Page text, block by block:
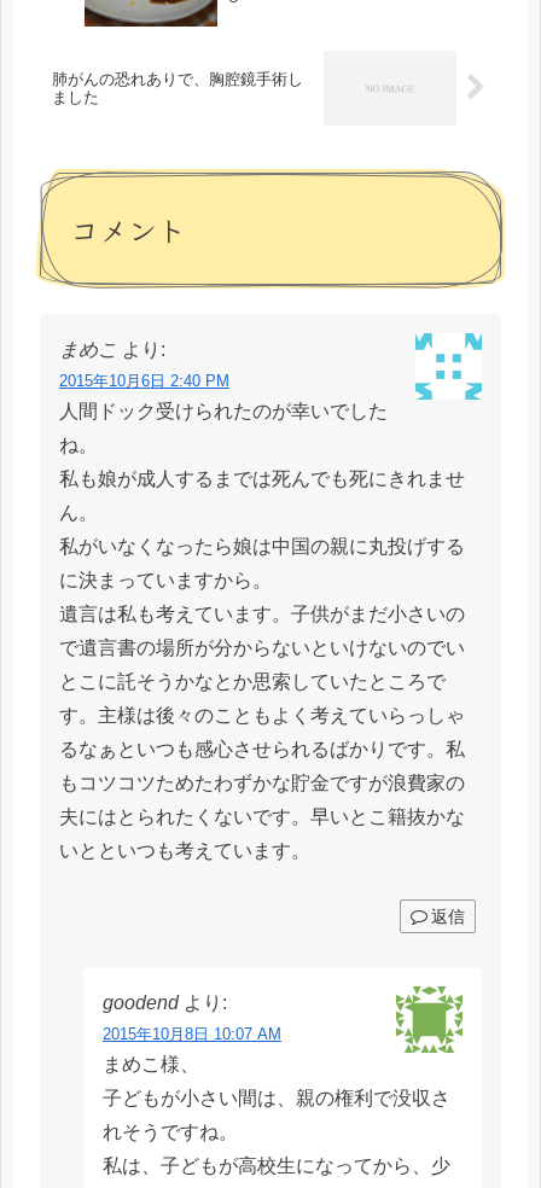
肺がんの恐れありで、胸腔鏡手術し
ました
コメント
まめこ より:
2015年10月6日 2:40 PM
人間ドック受けられたのが幸いでした
ね。
私も娘が成人するまでは死んでも死にきれませ
ん。
私がいなくなったら娘は中国の親に丸投げする
に決まっていますから。
遺言は私も考えています。子供がまだ小さいの
で遺言書の場所が分からないといけないのでい
とこに託そうかなとか思索していたところで
す。主様は後々のこともよく考えていらっしゃ
るなぁといつも感心させられるばかりです。私
もコツコツためたわずかな貯金ですが浪費家の
夫にはとられたくないです。早いとこ籍抜かな
いとといつも考えています。
返信
goodend より:
2015年10月8日 10:07 AM
まめこ様、
子どもが小さい間は、親の権利で没収さ
れそうですね。
私は、子どもが高校生になってから、少